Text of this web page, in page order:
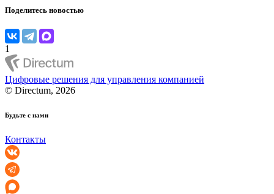
Поделитесь новостью
1
Цифровые решения для управления компанией
© Directum, 2026
Будьте с нами
Контакты